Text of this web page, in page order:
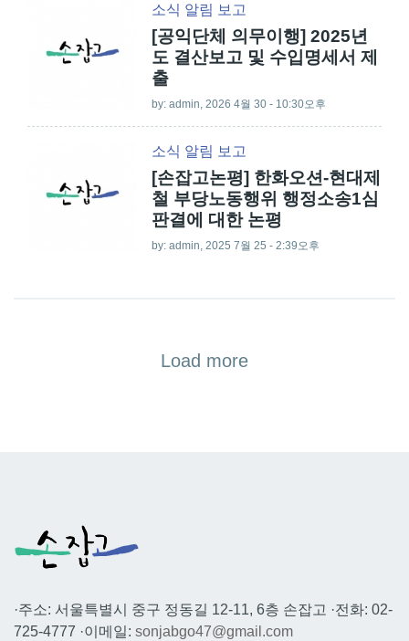
소식 알림 보고
[공익단체 의무이행] 2025년
도 결산보고 및 수입명세서 제
출
by: admin , 2026 4월 30 - 10:30오후
소식 알림 보고
[손잡고논평] 한화오션-현대제
철 부당노동행위 행정소송1심
판결에 대한 논평
by: admin , 2025 7월 25 - 2:39오후
Load more
·주소: 서울특별시 중구 정동길 12-11, 6층 손잡고 ·전화: 02-
725-4777 ·이메일: sonjabgo47@gmail.com